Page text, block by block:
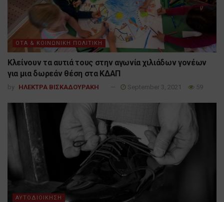
ΟΤΑ & ΚΟΙΝΩΝΙΚΗ ΠΟΛΙΤΙΚΗ
Κλείνουν τα αυτιά τους στην αγωνία χιλιάδων γονέων
για μια δωρεάν θέση στα ΚΔΑΠ
by ΗΛΕΚΤΡΑ ΒΙΣΚΑΔΟΥΡΑΚΗ September 3, 2021 59
ΑΥΤΟΔΙΟΙΚΗΣΗ